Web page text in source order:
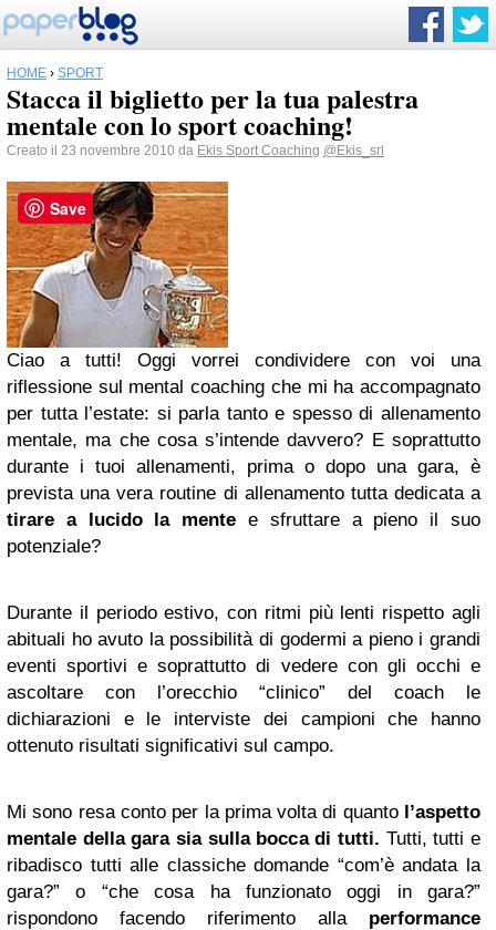
HOME › SPORT
Stacca il biglietto per la tua palestra
mentale con lo sport coaching!
Creato il 23 novembre 2010 da Ekis Sport Coaching @Ekis_srl
Ciao a tutti! Oggi vorrei condividere con voi una
riflessione sul mental coaching che mi ha accompagnato
per tutta l’estate: si parla tanto e spesso di allenamento
mentale, ma che cosa s’intende davvero? E soprattutto
durante i tuoi allenamenti, prima o dopo una gara, è
prevista una vera routine di allenamento tutta dedicata a
tirare a lucido la mente e sfruttare a pieno il suo
potenziale?
Durante il periodo estivo, con ritmi più lenti rispetto agli
abituali ho avuto la possibilità di godermi a pieno i grandi
eventi sportivi e soprattutto di vedere con gli occhi e
ascoltare con l’orecchio “clinico” del coach le
dichiarazioni e le interviste dei campioni che hanno
ottenuto risultati significativi sul campo.
Mi sono resa conto per la prima volta di quanto l’aspetto
mentale della gara sia sulla bocca di tutti. Tutti, tutti e
ribadisco tutti alle classiche domande “com’è andata la
gara?” o “che cosa ha funzionato oggi in gara?”
rispondono facendo riferimento alla performance
Save